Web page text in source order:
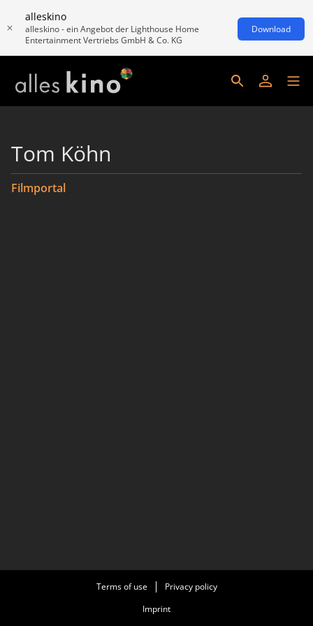
alleskino
alleskino - ein Angebot der Lighthouse Home
Entertainment Vertriebs GmbH & Co. KG
Download
Tom Köhn
Filmportal
Terms of use
Privacy policy
Imprint